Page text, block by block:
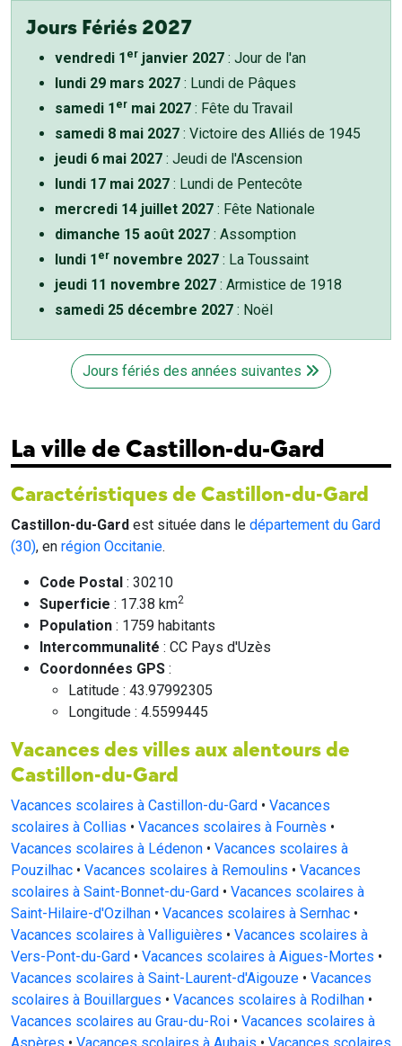
Jours Fériés 2027
vendredi 1 er janvier 2027 : Jour de l'an
lundi 29 mars 2027 : Lundi de Pâques
samedi 1 er mai 2027 : Fête du Travail
samedi 8 mai 2027 : Victoire des Alliés de 1945
jeudi 6 mai 2027 : Jeudi de l'Ascension
lundi 17 mai 2027 : Lundi de Pentecôte
mercredi 14 juillet 2027 : Fête Nationale
dimanche 15 août 2027 : Assomption
lundi 1 er novembre 2027 : La Toussaint
jeudi 11 novembre 2027 : Armistice de 1918
samedi 25 décembre 2027 : Noël
Jours fériés des années suivantes
La ville de Castillon-du-Gard
Caractéristiques de Castillon-du-Gard
Castillon-du-Gard est située dans le département du Gard
(30), en région Occitanie.
Code Postal : 30210
Superficie : 17.38 km2
Population : 1759 habitants
Intercommunalité : CC Pays d'Uzès
Coordonnées GPS :
Latitude : 43.97992305
Longitude : 4.5599445
Vacances des villes aux alentours de
Castillon-du-Gard
Vacances scolaires à Castillon-du-Gard • Vacances
scolaires à Collias • Vacances scolaires à Fournès •
Vacances scolaires à Lédenon • Vacances scolaires à
Pouzilhac • Vacances scolaires à Remoulins • Vacances
scolaires à Saint-Bonnet-du-Gard • Vacances scolaires à
Saint-Hilaire-d'Ozilhan • Vacances scolaires à Sernhac •
Vacances scolaires à Valliguières • Vacances scolaires à
Vers-Pont-du-Gard • Vacances scolaires à Aigues-Mortes •
Vacances scolaires à Saint-Laurent-d'Aigouze • Vacances
scolaires à Bouillargues • Vacances scolaires à Rodilhan •
Vacances scolaires au Grau-du-Roi • Vacances scolaires à